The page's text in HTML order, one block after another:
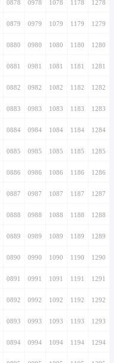
0878 0978 1078 1178 1278
0879 0979 1079 1179 1279
0880 0980 1080 1180 1280
0881 0981 1081 1181 1281
0882 0982 1082 1182 1282
0883 0983 1083 1183 1283
0884 0984 1084 1184 1284
0885 0985 1085 1185 1285
0886 0986 1086 1186 1286
0887 0987 1087 1187 1287
0888 0988 1088 1188 1288
0889 0989 1089 1189 1289
0890 0990 1090 1190 1290
0891 0991 1091 1191 1291
0892 0992 1092 1192 1292
0893 0993 1093 1193 1293
0894 0994 1094 1194 1294